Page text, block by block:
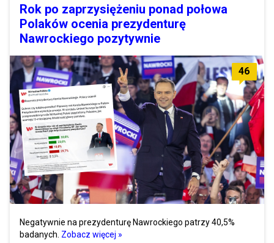
Rok po zaprzysiężeniu ponad połowa
Polaków ocenia prezydenturę
Nawrockiego pozytywnie
46
Negatywnie na prezydenturę Nawrockiego patrzy 40,5%
badanych. Zobacz więcej »